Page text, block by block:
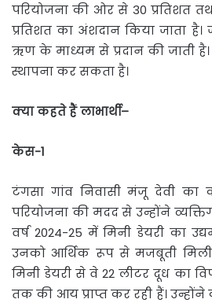
परियोजना की ओर से 30 प्रतिशत
प्रतिशत का अंशदान किया जाता
ऋण के माध्यम से प्रदान की जाती है।
स्थापना कर सकता है।
क्याकहतेहैंलाभार्थी–
केस-1
टंगसा गांव निवासी मंजू देवी का
परियोजना की मदद से उन्होंने
वर्ष 2024-25 में मिनी डेयरी का
उनको आर्थिक रूप से मजबूती मिली
मिनी डेयरी से वे 22 लीटर दूध का
तक की आय प्राप्त कर रही हैं।